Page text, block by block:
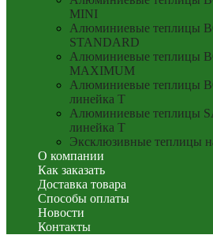
MINI
Алюминиевые теплицы
STANDARD
Алюминиевые теплицы
MAXIMUM
Алюминиевые теплицы
линейка T
Алюминиевые теплицы
линейка T
Эксклюзивные теплицы
О компании
Как заказать
Доставка товара
Способы оплаты
Новости
Контакты